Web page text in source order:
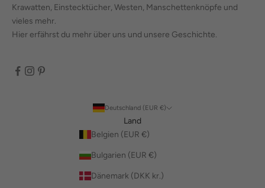
Krawatten, Einstecktücher, Westen, Manschettenknöpfe und
vieles mehr.
Hier erfährst du mehr über uns und unsere Geschichte.
Deutschland (EUR €)
Land
Belgien (EUR €)
Bulgarien (EUR €)
Dänemark (DKK kr.)